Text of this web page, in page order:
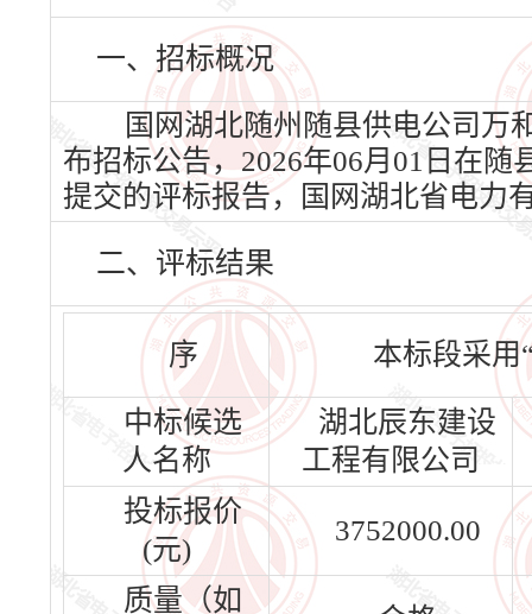
一、招标概况
国网湖北随州随县供电公司万
布招标公告，2026年06月01日在随
提交的评标报告，国网湖北省电力
二、评标结果
序 本标段采用
中标候选
人名称
湖北辰东建设
工程有限公司
投标报价
(元)
3752000.00
质量（如